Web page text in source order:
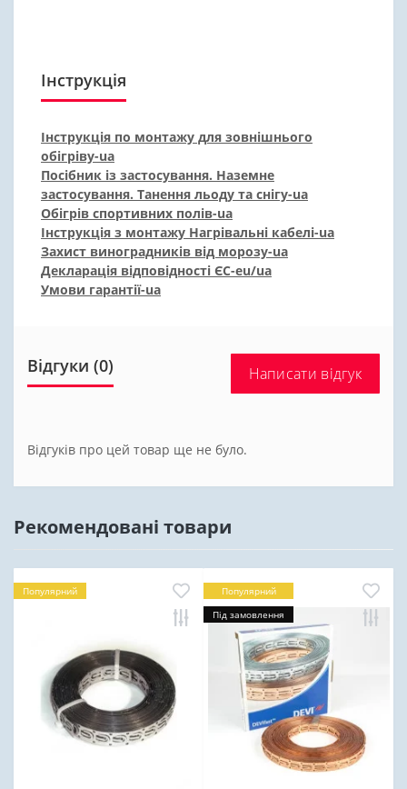
Інструкція
Інструкція по монтажу для зовнішнього
обігріву-ua
Посібник із застосування. Наземне
застосування. Танення льоду та снігу-ua
Обігрів спортивних полів-ua
Інструкція з монтажу Нагрівальні кабелі-ua
Захист виноградників від морозу-ua
Декларація відповідності ЄС-eu/ua
Умови гарантії-ua
Відгуки (0) Написати відгук
Відгуків про цей товар ще не було.
Рекомендовані товари
Популярний
Популярний
Під замовлення